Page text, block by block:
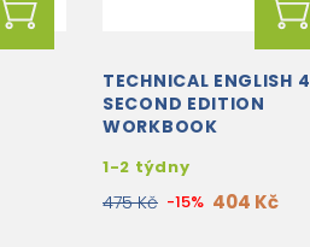
TECHNICAL ENGLISH 4
SECOND EDITION
WORKBOOK
1-2 týdny
475 Kč -15% 404 Kč